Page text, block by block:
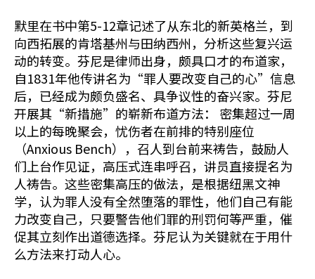
默里在书中第5-12章记述了从东北的新英格兰，到
向西拓展的肯塔基州与田纳西州，分析这些复兴运
动的转变。芬尼是律师出身，颇具口才的布道家，
自1831年他传讲名为“罪人要改变自己的心”信息
后，已经成为颇负盛名、具争议性的奋兴家。芬尼
开展其“新措施”的崭新布道方法： 密集超过一周
以上的每晚聚会，忧伤者在前排的特别座位
（Anxious Bench），召人到台前来祷告，鼓励人
们上台作见证，高压式连串呼召，讲员直接提名为
人祷告。这些密集高压的做法，是根据纽黑文神
学，认为罪人没有全然堕落的罪性，他们自己有能
力改变自己，只要警告他们罪的刑罚何等严重，催
促其立刻作出道德选择。芬尼认为关键就在于用什
么方法来打动人心。